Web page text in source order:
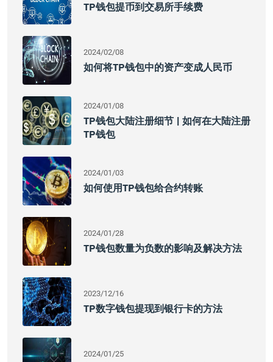
TP钱包提币到交易所手续费
2024/02/08
如何将TP钱包中的资产变成人民币
2024/01/08
TP钱包大陆注册细节 | 如何在大陆注册
TP钱包
2024/01/03
如何使用TP钱包给合约转账
2024/01/28
TP钱包数量为负数的影响及解决方法
2023/12/16
TP数字钱包提现到银行卡的方法
2024/01/25